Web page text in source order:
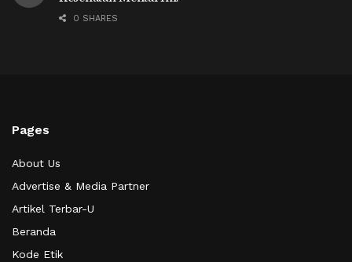
0 SHARES
Pages
About Us
Advertise & Media Partner
Artikel Terbar-U
Beranda
Kode Etik